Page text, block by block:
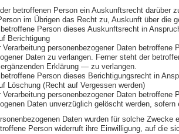
betroffenen Person ein Auskunftsrecht darüber
im Übrigen das Recht zu, Auskunft über die
Person dieses Auskunftsrecht in
Berichtigung
Verarbeitung personenbezogener Daten
Daten zu verlangen. Ferner steht der
Erklärung — zu verlangen.
Person dieses Berichtigungsrecht in
(Recht auf Vergessen werden)
Verarbeitung personenbezogener Daten
Daten unverzüglich gelöscht werden,
Daten wurden für solche
Person widerruft ihre Einwilligung, auf die